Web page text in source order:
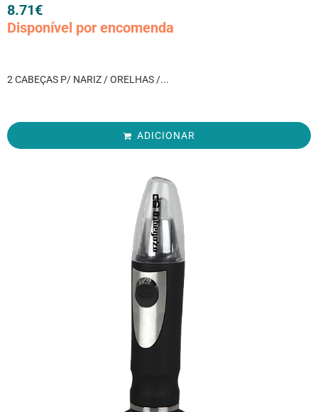
8.71€
Disponível por encomenda
2 CABEÇAS P/ NARIZ / ORELHAS /...
ADICIONAR